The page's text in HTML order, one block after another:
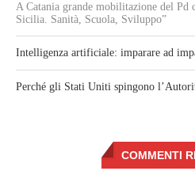
A Catania grande mobilitazione del Pd
Sicilia. Sanità, Scuola, Sviluppo”
Intelligenza artificiale: imparare ad
Perché gli Stati Uniti spingono
COMMENTI